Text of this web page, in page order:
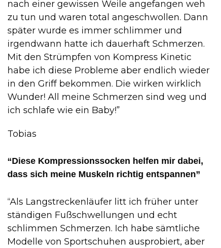
nach einer gewissen Weile angefangen weh
zu tun und waren total angeschwollen. Dann
später wurde es immer schlimmer und
irgendwann hatte ich dauerhaft Schmerzen.
Mit den Strümpfen von Kompress Kinetic
habe ich diese Probleme aber endlich wieder
in den Griff bekommen. Die wirken wirklich
Wunder! All meine Schmerzen sind weg und
ich schlafe wie ein Baby!”
Tobias
“Diese Kompressionssocken helfen mir dabei,
dass sich meine Muskeln richtig entspannen”
“Als Langstreckenläufer litt ich früher unter
ständigen Fußschwellungen und echt
schlimmen Schmerzen. Ich habe sämtliche
Modelle von Sportschuhen ausprobiert, aber